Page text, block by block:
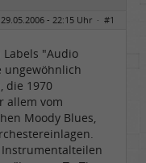
29.05.2006 - 22:15 Uhr · #1
"Audio
ungewöhnlich
die 1970
allem vom
Moody Blues,